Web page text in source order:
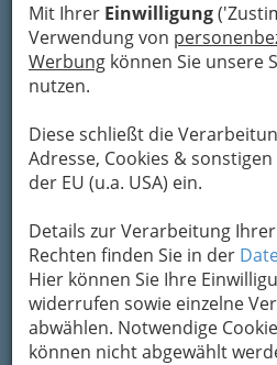
Mit Ihrer Einwilligung
Verwendung von
Werbung können Sie unsere
nutzen.
Diese schließt die
Adresse, Cookies &
der EU (u.a. USA) ein.
Details zur Verarbeitung
Rechten finden Sie in der
Hier können Sie Ihre
widerrufen sowie einzelne
abwählen. Notwendige
können nicht abgewählt
Karte